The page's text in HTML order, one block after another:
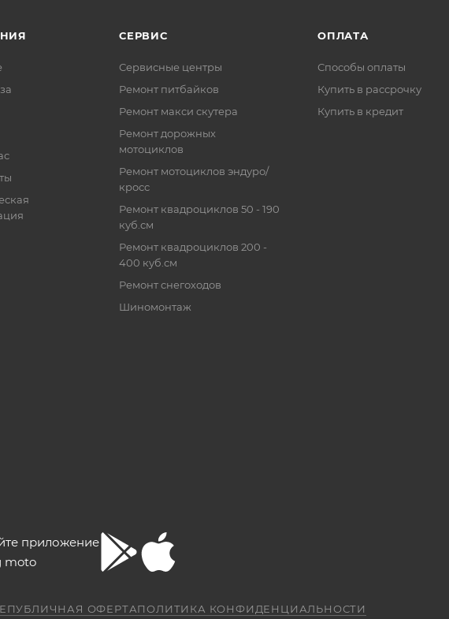
СЕРВИС
Сервисные центры
Ремонт питбайков
Ремонт макси скутера
Ремонт дорожных
мотоциклов
Ремонт мотоциклов эндуро/
кросс
Ремонт квадроциклов 50 - 190
куб.см
Ремонт квадроциклов 200 -
400 куб.см
Ремонт снегоходов
Шиномонтаж
ОПЛАТА
Способы оплаты
Купить в рассрочку
Купить в кредит
приложение
moto
ПУБЛИЧНАЯ ОФЕРТАПОЛИТИКА КОНФИДЕНЦИАЛЬНОСТИ